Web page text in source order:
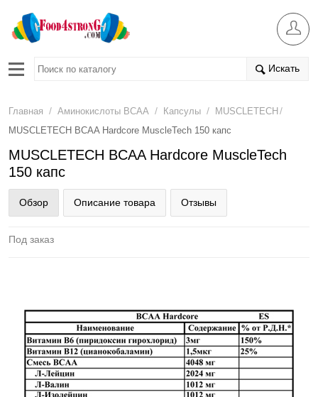
Искать
Главная / Аминокислоты BCAA / Капсулы / MUSCLETECH /
MUSCLETECH BCAA Hardcore MuscleTech 150 капс
MUSCLETECH BCAA Hardcore MuscleTech
150 капс
Обзор Описание товара Отзывы
Под заказ